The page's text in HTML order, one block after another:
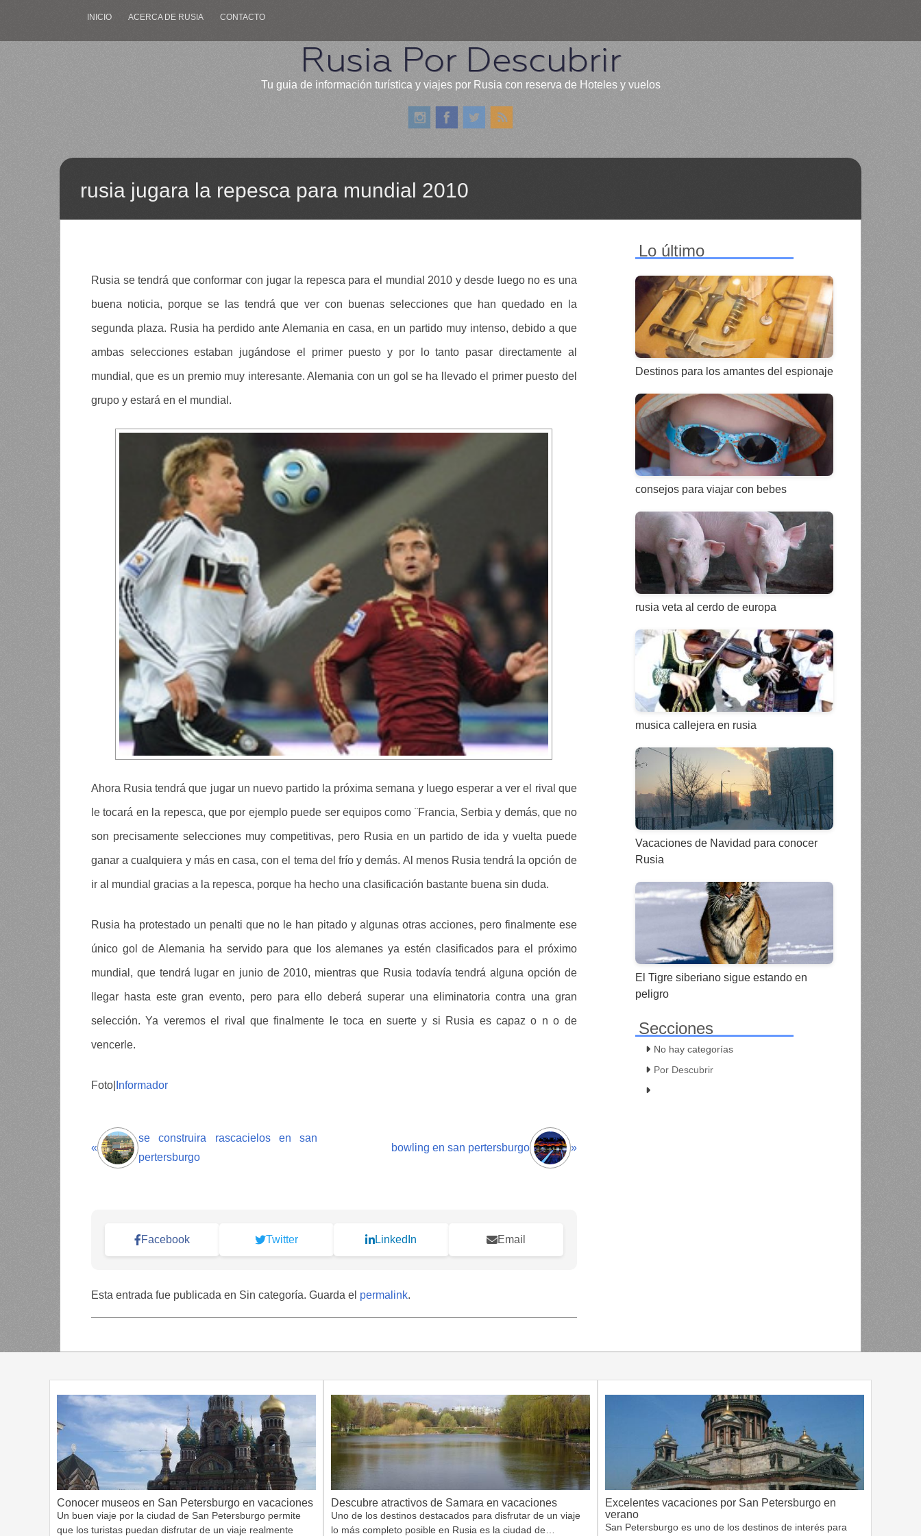
INICIO ACERCA DE RUSIA CONTACTO
Rusia Por Descubrir
Tu guia de información turística y viajes por Rusia con reserva de Hoteles y vuelos
rusia jugara la repesca para mundial 2010
Rusia se tendrá que conformar con jugar la repesca para el mundial 2010 y desde luego no es una
buena noticia, porque se las tendrá que ver con buenas selecciones que han quedado en la
segunda plaza. Rusia ha perdido ante Alemania en casa, en un partido muy intenso, debido a que
ambas selecciones estaban jugándose el primer puesto y por lo tanto pasar directamente al
mundial, que es un premio muy interesante. Alemania con un gol se ha llevado el primer puesto del
grupo y estará en el mundial.
Ahora Rusia tendrá que jugar un nuevo partido la próxima semana y luego esperar a ver el rival que
le tocará en la repesca, que por ejemplo puede ser equipos como ¨Francia, Serbia y demás, que no
son precisamente selecciones muy competitivas, pero Rusia en un partido de ida y vuelta puede
ganar a cualquiera y más en casa, con el tema del frío y demás. Al menos Rusia tendrá la opción de
ir al mundial gracias a la repesca, porque ha hecho una clasificación bastante buena sin duda.
Rusia ha protestado un penalti que no le han pitado y algunas otras acciones, pero finalmente ese
único gol de Alemania ha servido para que los alemanes ya estén clasificados para el próximo
mundial, que tendrá lugar en junio de 2010, mientras que Rusia todavía tendrá alguna opción de
llegar hasta este gran evento, pero para ello deberá superar una eliminatoria contra una gran
selección. Ya veremos el rival que finalmente le toca en suerte y si Rusia es capaz o n o de
vencerle.
Foto| Informador
«
se construira rascacielos en san
pertersburgo
bowling en san pertersburgo »
Facebook Twitter LinkedIn Email
Esta entrada fue publicada en Sin categoría. Guarda el permalink.
Lo último
Destinos para los amantes del espionaje
consejos para viajar con bebes
rusia veta al cerdo de europa
musica callejera en rusia
Vacaciones de Navidad para conocer
Rusia
El Tigre siberiano sigue estando en
peligro
Secciones
No hay categorías
Por Descubrir
Conocer museos en San Petersburgo en vacaciones
Un buen viaje por la ciudad de San Petersburgo permite
que los turistas puedan disfrutar de un viaje realmente
Descubre atractivos de Samara en vacaciones
Uno de los destinos destacados para disfrutar de un viaje
lo más completo posible en Rusia es la ciudad de…
Excelentes vacaciones por San Petersburgo en
verano
San Petersburgo es uno de los destinos de interés para